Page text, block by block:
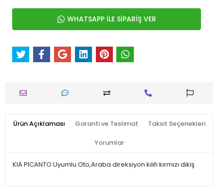
WHATSAPP İLE SİPARİŞ VER
Ürün Açıklaması Garanti ve Teslimat Taksit Seçenekleri
Yorumlar
KIA PICANTO Uyumlu Oto,Araba direksiyon kılıfı kırmızı dikiş